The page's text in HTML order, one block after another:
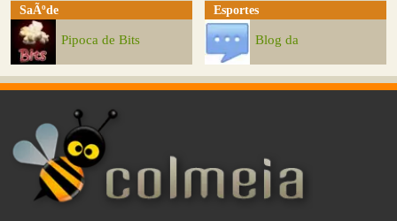
SaÃºde
Pipoca de Bits
Esportes
Blog da